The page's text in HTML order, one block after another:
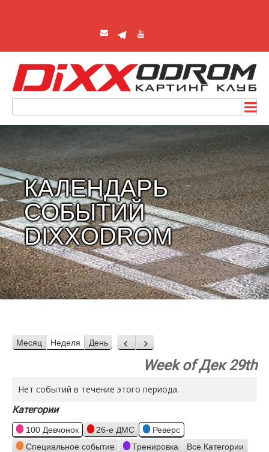
КАЛЕНДАРЬ
СОБЫТИЙ
DIXXODROM
Месяц Неделя День Назад
Вперед
Week of Дек 29th
Нет событий в течение этого периода.
Категории
100 Девчонок 26-е ДМС
Реверс
Специальное событие
Тренировка Все Категории